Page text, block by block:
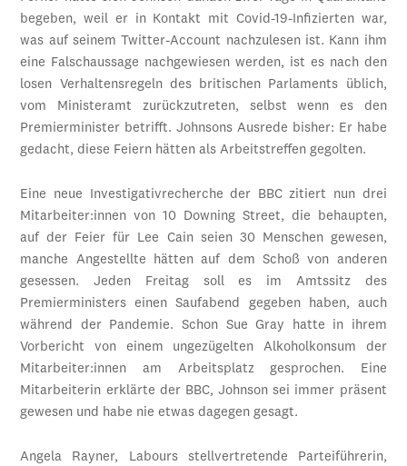
begeben, weil er in Kontakt mit Covid-19-Infizierten war,
was auf seinem Twitter-Account nachzulesen ist. Kann ihm
eine Falschaussage nachgewiesen werden, ist es nach den
losen Verhaltensregeln des britischen Parlaments üblich,
vom Ministeramt zurückzutreten, selbst wenn es den
Premierminister betrifft. Johnsons Ausrede bisher: Er habe
gedacht, diese Feiern hätten als Arbeitstreffen gegolten.
Eine neue Investigativrecherche der BBC zitiert nun drei
Mitarbeiter:innen von 10 Downing Street, die behaupten,
auf der Feier für Lee Cain seien 30 Menschen gewesen,
manche Angestellte hätten auf dem Schoß von anderen
gesessen. Jeden Freitag soll es im Amtssitz des
Premierministers einen Saufabend gegeben haben, auch
während der Pandemie. Schon Sue Gray hatte in ihrem
Vorbericht von einem ungezügelten Alkoholkonsum der
Mitarbeiter:innen am Arbeitsplatz gesprochen. Eine
Mitarbeiterin erklärte der BBC, Johnson sei immer präsent
gewesen und habe nie etwas dagegen gesagt.
Angela Rayner, Labours stellvertretende Parteiführerin,